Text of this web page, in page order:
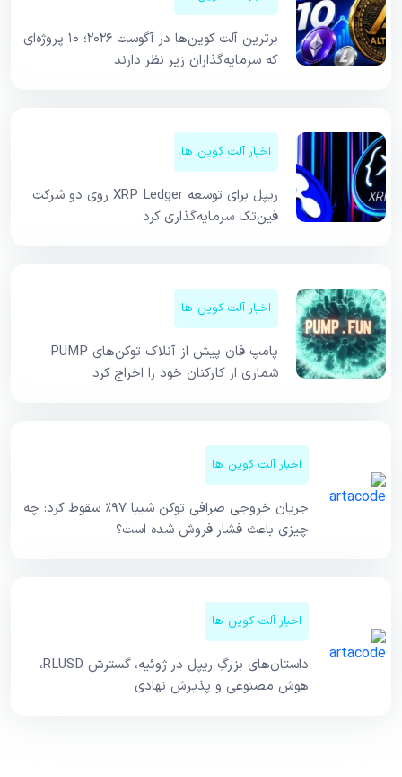
برترین آلت کوین‌ها در آگوست ۲۰۲۶؛ ۱۰ پروژه‌ای
که سرمایه‌گذاران زیر نظر دارند
اخبار آلت کوین ها
ریپل برای توسعه XRP Ledger روی دو شرکت
فین‌تک سرمایه‌گذاری کرد
اخبار آلت کوین ها
پامپ فان پیش از آنلاک توکن‌های PUMP
شماری از کارکنان خود را اخراج کرد
اخبار آلت کوین ها
جریان خروجی صرافی توکن شیبا ۹۷٪ سقوط کرد: چه
چیزی باعث فشار فروش شده است؟
اخبار آلت کوین ها
داستان‌های بزرگِ ریپل در ژوئیه، گسترش RLUSD،
هوش مصنوعی و پذیرش نهادی